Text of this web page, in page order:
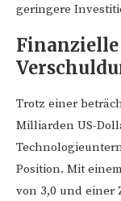
geringere
Trotz einer
Milliarden US-
Position. Mit
von 3,0 und einer